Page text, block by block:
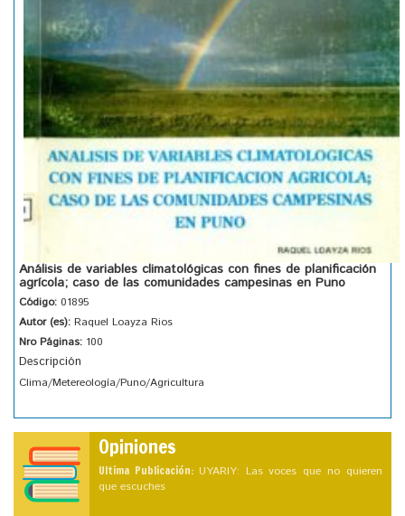
Análisis de variables climatológicas con fines de planificación
agrícola; caso de las comunidades campesinas en Puno
Código: 01895
Autor (es): Raquel Loayza Rios
Nro Páginas: 100
Descripción
Clima/Metereología/Puno/Agricultura
Opiniones
Ultima Publicación: UYARIY: Las voces que no quieren
que escuches